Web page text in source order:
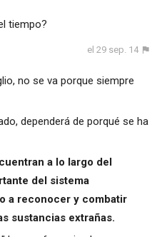
tiempo?
el 29 sep. 14
no se va porque siempre
dependerá de porqué se ha
a lo largo del
del sistema
a reconocer y combatir
sustancias extrañas.